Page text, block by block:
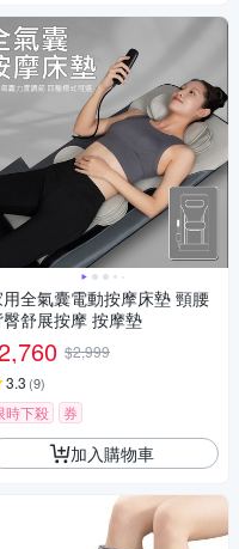
全氣囊電動按摩床墊 頸腰
舒展按摩 按摩墊
$2,999
3.3 (9)
時下殺 券
加入購物車